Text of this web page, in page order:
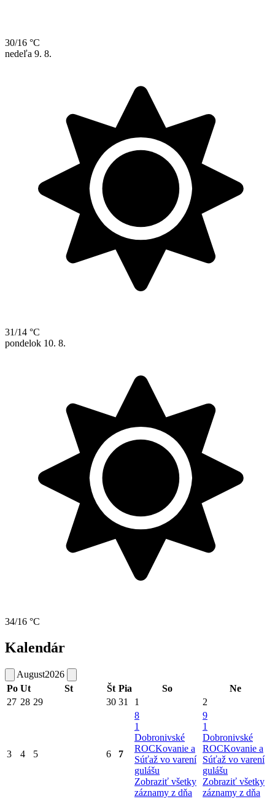
30/16 °C
nedeľa 9. 8.
31/14 °C
pondelok 10. 8.
34/16 °C
Kalendár
August2026
Po Ut St Št Pia So
Ne
27 28 29 30 31 1 2
3 4 5 6 7
8
1
Dobronivské
ROCKovanie a
Súťaž vo varení
gulášu
Zobraziť všetky
záznamy z dňa
9
1
Dobronivské
ROCKovanie a
Súťaž vo varení
gulášu
Zobraziť všetky
záznamy z dňa